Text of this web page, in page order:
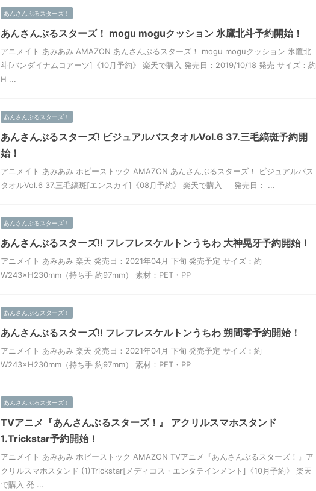
あんさんぶるスターズ！
あんさんぶるスターズ！ mogu moguクッション 氷鷹北斗予約開始！
アニメイト あみあみ AMAZON あんさんぶるスターズ！ mogu moguクッション 氷鷹北
斗[バンダイナムコアーツ]《10月予約》 楽天で購入 発売日：2019/10/18 発売 サイズ：約
H ...
あんさんぶるスターズ！
あんさんぶるスターズ! ビジュアルバスタオルVol.6 37.三毛縞斑予約開
始！
アニメイト あみあみ ホビーストック AMAZON あんさんぶるスターズ！ ビジュアルバス
タオルVol.6 37.三毛縞斑[エンスカイ]《08月予約》 楽天で購入 発売日： ...
あんさんぶるスターズ！
あんさんぶるスターズ!! フレフレスケルトンうちわ 大神晃牙予約開始！
アニメイト あみあみ 楽天 発売日：2021年04月 下旬 発売予定 サイズ：約
W243×H230mm（持ち手 約97mm） 素材：PET・PP
あんさんぶるスターズ！
あんさんぶるスターズ!! フレフレスケルトンうちわ 朔間零予約開始！
アニメイト あみあみ 楽天 発売日：2021年04月 下旬 発売予定 サイズ：約
W243×H230mm（持ち手 約97mm） 素材：PET・PP
あんさんぶるスターズ！
TVアニメ『あんさんぶるスターズ！』 アクリルスマホスタンド
1.Trickstar予約開始！
アニメイト あみあみ ホビーストック AMAZON TVアニメ『あんさんぶるスターズ！』ア
クリルスマホスタンド (1)Trickstar[メディコス・エンタテインメント]《10月予約》 楽天
で購入 発 ...